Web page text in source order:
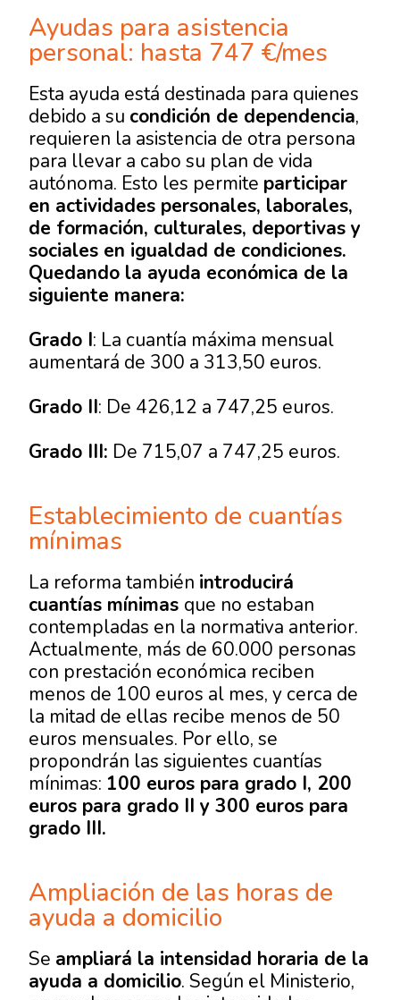
Ayudas para asistencia
personal: hasta 747 €/mes
Esta ayuda está destinada para quienes
debido a su condición de dependencia,
requieren la asistencia de otra persona
para llevar a cabo su plan de vida
autónoma. Esto les permite participar
en actividades personales, laborales,
de formación, culturales, deportivas y
sociales en igualdad de condiciones.
Quedando la ayuda económica de la
siguiente manera:
Grado I: La cuantía máxima mensual
aumentará de 300 a 313,50 euros.
Grado II: De 426,12 a 747,25 euros.
Grado III: De 715,07 a 747,25 euros.
Establecimiento de cuantías
mínimas
La reforma también introducirá
cuantías mínimas que no estaban
contempladas en la normativa anterior.
Actualmente, más de 60.000 personas
con prestación económica reciben
menos de 100 euros al mes, y cerca de
la mitad de ellas recibe menos de 50
euros mensuales. Por ello, se
propondrán las siguientes cuantías
mínimas: 100 euros para grado I, 200
euros para grado II y 300 euros para
grado III.
Ampliación de las horas de
ayuda a domicilio
Se ampliará la intensidad horaria de la
ayuda a domicilio. Según el Ministerio,